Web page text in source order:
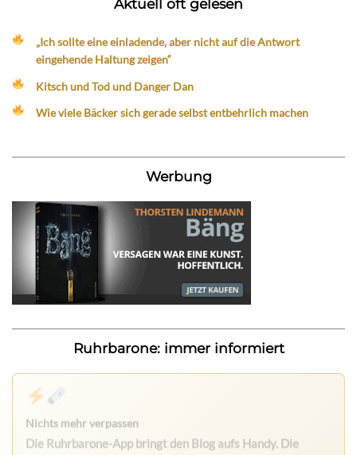
Aktuell oft gelesen
„Ich sollte eine einladende, aber nicht auf die Antwort
eingehende Haltung zeigen“
Kitsch und Tod und Danger Dan
Wie viele Bäcker sich gerade selbst entbehrlich machen
Werbung
Ruhrbarone: immer informiert